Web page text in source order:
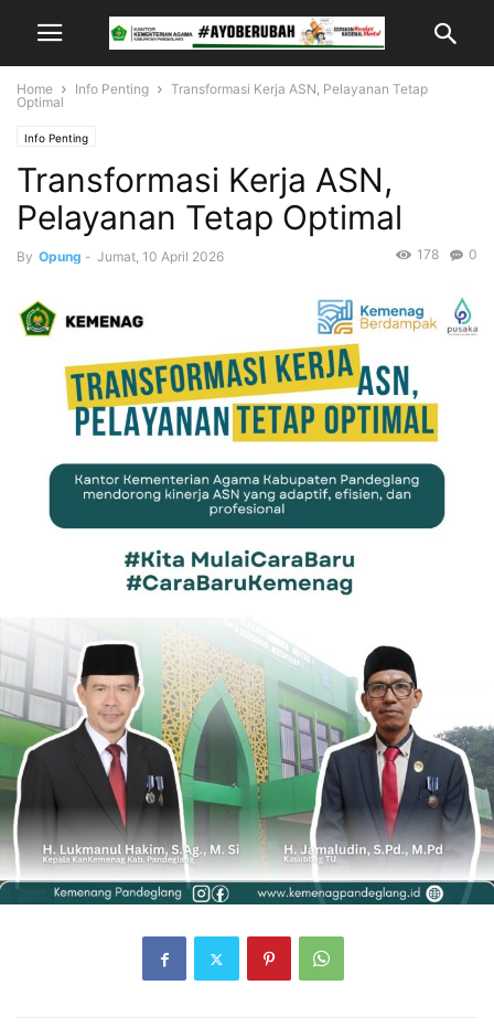
Home Info Penting
Transformasi Kerja ASN, Pelayanan Tetap
Optimal
Info Penting
Transformasi Kerja ASN,
Pelayanan Tetap Optimal
By Opung - Jumat, 10 April 2026 0
178